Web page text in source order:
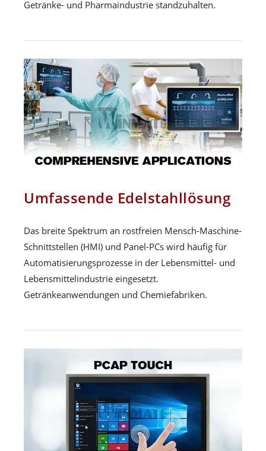
Getränke- und Pharmaindustrie standzuhalten.
Umfassende Edelstahllösung
Das breite Spektrum an rostfreien Mensch-Maschine-
Schnittstellen (HMI) und Panel-PCs wird häufig für
Automatisierungsprozesse in der Lebensmittel- und
Lebensmittelindustrie eingesetzt.
Getränkeanwendungen und Chemiefabriken.